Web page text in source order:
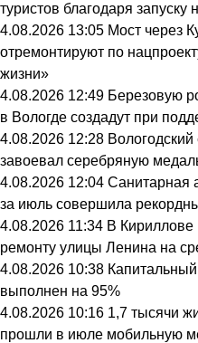
туристов благодаря
4.08.2026 13:05 Мост через
отремонтируют по
жизни»
4.08.2026 12:49 Березовую
в Вологде создадут при
4.08.2026 12:28
завоевал серебряную
4.08.2026 12:04 Санитарная
за июль совершила
4.08.2026 11:34 В Кириллове
ремонту улицы Ленина на
4.08.2026 10:38
выполнен на 95%
4.08.2026 10:16 1,7 тысячи
прошли в июле мобильную